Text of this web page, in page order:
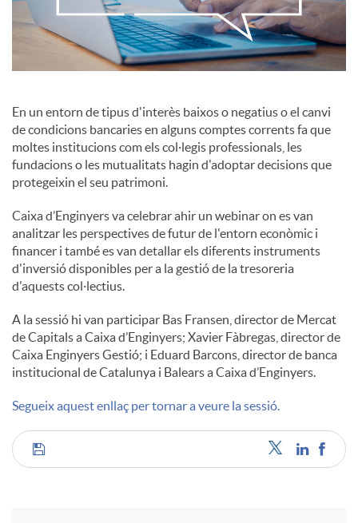
e
c
o
n
t
i
n
g
u
En un entorn de tipus d'interès baixos o negatius o el canvi
de condicions bancaries en alguns comptes corrents fa que
moltes institucions com els col·legis professionals, les
fundacions o les mutualitats hagin d'adoptar decisions que
protegeixin el seu patrimoni.
Caixa d’Enginyers va celebrar ahir un webinar on es van
analitzar les perspectives de futur de l'entorn econòmic i
financer i també es van detallar els diferents instruments
d'inversió disponibles per a la gestió de la tresoreria
d'aquests col·lectius.
A la sessió hi van participar Bas Fransen, director de Mercat
de Capitals a Caixa d’Enginyers; Xavier Fàbregas, director de
Caixa Enginyers Gestió; i Eduard Barcons, director de banca
institucional de Catalunya i Balears a Caixa d’Enginyers.
Segueix aquest enllaç per tornar a veure la sessió.
C